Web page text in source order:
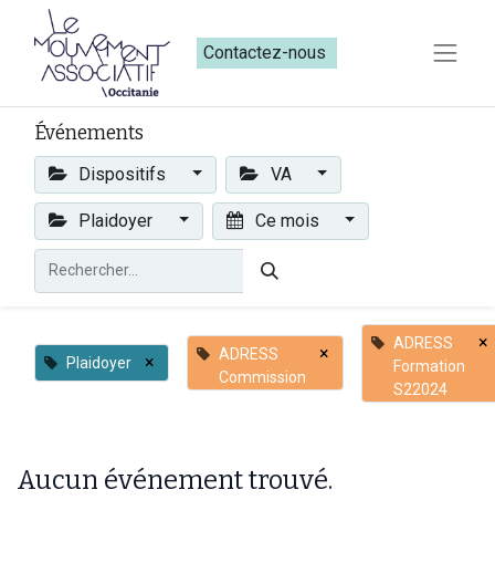
Contactez-nous​​
Événements
Dispositifs VA
Plaidoyer Ce mois
Plaidoyer ×
ADRESS
Commission
×
ADRESS
Formation
S22024
×
Aucun événement trouvé.